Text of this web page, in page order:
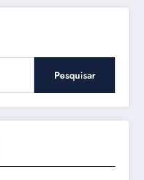
Pesquisar